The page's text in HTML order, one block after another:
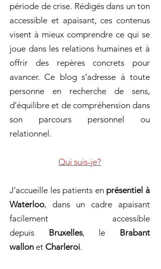
période de crise. Rédigés dans un ton
accessible et apaisant, ces contenus
visent à mieux comprendre ce qui se
joue dans les relations humaines et à
offrir des repères concrets pour
avancer. Ce blog s’adresse à toute
personne en recherche de sens,
d’équilibre et de compréhension dans
son parcours personnel ou
relationnel.
Qui suis-je?
J’accueille les patients en présentiel à
Waterloo, dans un cadre apaisant
facilement accessible
depuis Bruxelles, le Brabant
wallon et Charleroi.